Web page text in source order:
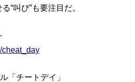
“叫び”も要注目だ。
cheat_day
「チートデイ」